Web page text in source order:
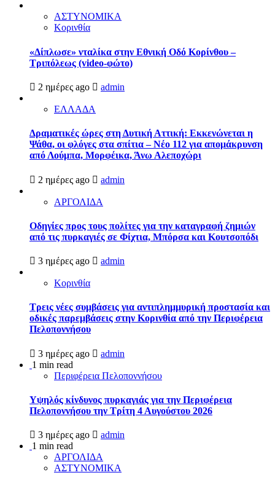
ΑΣΤΥΝΟΜΙΚΑ
Κορινθία
«Δίπλωσε» νταλίκα στην Εθνική Oδό Κορίνθου –
Τριπόλεως (video-φώτο)
2 ημέρες ago admin
ΕΛΛΑΔΑ
Δραματικές ώρες στη Δυτική Αττική: Εκκενώνεται η
Ψάθα, οι φλόγες στα σπίτια – Νέο 112 για απομάκρυνση
από Λούμπα, Μορφέικα, Άνω Αλεποχώρι
2 ημέρες ago admin
ΑΡΓΟΛΙΔΑ
Οδηγίες προς τους πολίτες για την καταγραφή ζημιών
από τις πυρκαγιές σε Φίχτια, Μπόρσα και Κουτσοπόδι
3 ημέρες ago admin
Κορινθία
Τρεις νέες συμβάσεις για αντιπλημμυρική προστασία και
οδικές παρεμβάσεις στην Κορινθία από την Περιφέρεια
Πελοποννήσου
3 ημέρες ago
admin
1 min read
Περιφέρεια Πελοποννήσου
Υψηλός κίνδυνος πυρκαγιάς για την Περιφέρεια
Πελοποννήσου την Τρίτη 4 Αυγούστου 2026
3 ημέρες ago
admin
1 min read
ΑΡΓΟΛΙΔΑ
ΑΣΤΥΝΟΜΙΚΑ